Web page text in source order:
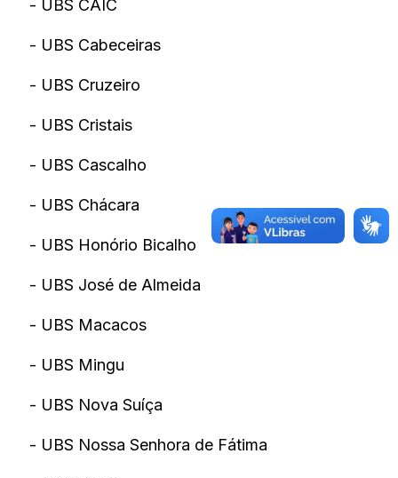
- UBS CAIC
- UBS Cabeceiras
- UBS Cruzeiro
- UBS Cristais
- UBS Cascalho
- UBS Chácara
- UBS Honório Bicalho
- UBS José de Almeida
- UBS Macacos
- UBS Mingu
- UBS Nova Suíça
- UBS Nossa Senhora de Fátima